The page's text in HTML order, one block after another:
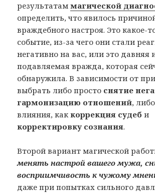
результатаммагической
определить, что явилось
враждебного настроя. Это какое-
событие, из-за чего они стали
негативно на вас, или это давняя
подавляемая вражда, которая
обнаружила. В зависимости от
выбрать либо просто снятие
гармонизацию отношений,
влияния, каккоррекция судеб и
корректировку сознания.
Второй вариант магической
менять настрой вашего мужа,
восприимчивость к чужому
даже при попытках сильного